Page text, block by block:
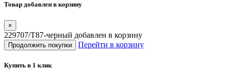
Товар добавлен в корзину
×
229707/T87-черный добавлен в корзину
Продолжить покупки Перейти в корзину
Купить в 1 клик